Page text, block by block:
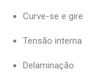
Curve-se e gire
Tensão interna
Delaminação